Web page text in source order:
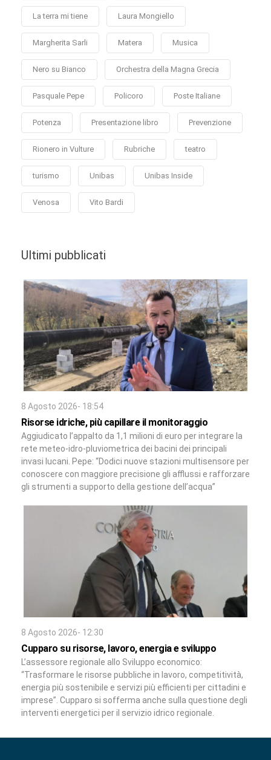
La terra mi tiene Laura Mongiello
Margherita Sarli Matera Musica
Nero su Bianco Orchestra della Magna Grecia
Pasquale Pepe Policoro Poste Italiane
Potenza Presentazione libro Prevenzione
Rionero in Vulture Rubriche teatro
turismo Unibas Unibas Inside
Venosa Vito Bardi
Ultimi pubblicati
8 Agosto 2026- 18:54
Risorse idriche, più capillare il monitoraggio
Aggiudicato l’appalto da 1,1 milioni di euro per integrare la
rete meteo-idro-pluviometrica dei bacini dei principali
invasi lucani. Pepe: “Dodici nuove stazioni multisensore per
conoscere con maggiore precisione gli afflussi e rafforzare
gli strumenti a supporto della gestione dell’acqua”
8 Agosto 2026- 12:30
Cupparo su risorse, lavoro, energia e sviluppo
L’assessore regionale allo Sviluppo economico:
“Trasformare le risorse pubbliche in lavoro, competitività,
energia più sostenibile e servizi più efficienti per cittadini e
imprese”. Cupparo si sofferma anche sulla questione degli
interventi energetici per il servizio idrico regionale.